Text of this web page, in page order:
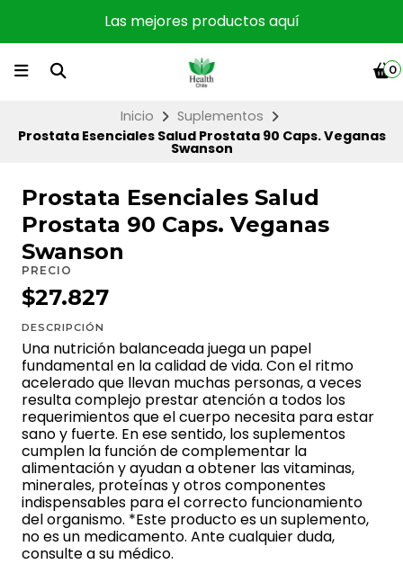
Las mejores productos aquí
0
Inicio
Suplementos
Prostata Esenciales Salud Prostata 90 Caps. Veganas
Swanson
Prostata Esenciales Salud
Prostata 90 Caps. Veganas
Swanson
PRECIO
$27.827
DESCRIPCIÓN
Una nutrición balanceada juega un papel
fundamental en la calidad de vida. Con el ritmo
acelerado que llevan muchas personas, a veces
resulta complejo prestar atención a todos los
requerimientos que el cuerpo necesita para estar
sano y fuerte. En ese sentido, los suplementos
cumplen la función de complementar la
alimentación y ayudan a obtener las vitaminas,
minerales, proteínas y otros componentes
indispensables para el correcto funcionamiento
del organismo. *Este producto es un suplemento,
no es un medicamento. Ante cualquier duda,
consulte a su médico.